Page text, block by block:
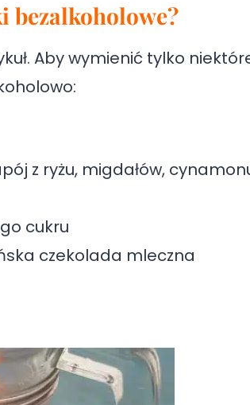
bezalkoholowe?
Aby wymienić tylko
z ryżu, migdałów,
cukru
czekolada mleczna